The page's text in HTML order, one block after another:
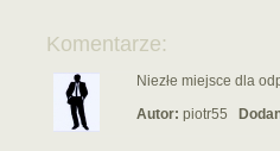
Komentarze:
Niezłe miejsce dla
Autor: piotr55